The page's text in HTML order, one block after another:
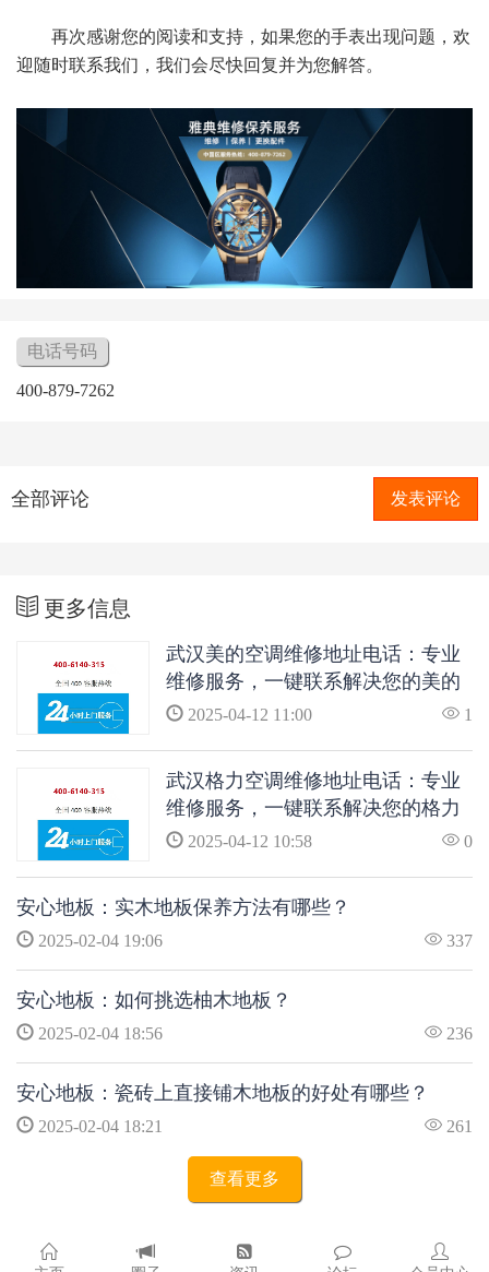
再次感谢您的阅读和支持，如果您的手表出现问题，欢
迎随时联系我们，我们会尽快回复并为您解答。
电话号码
400-879-7262
全部评论 发表评论
更多信息
武汉美的空调维修地址电话：专业
维修服务，一键联系解决您的美的
空调问题
2025-04-12 11:00 1
武汉格力空调维修地址电话：专业
维修服务，一键联系解决您的格力
空调问题
2025-04-12 10:58 0
安心地板：实木地板保养方法有哪些？
2025-02-04 19:06 337
安心地板：如何挑选柚木地板？
2025-02-04 18:56 236
安心地板：瓷砖上直接铺木地板的好处有哪些？
2025-02-04 18:21 261
查看更多